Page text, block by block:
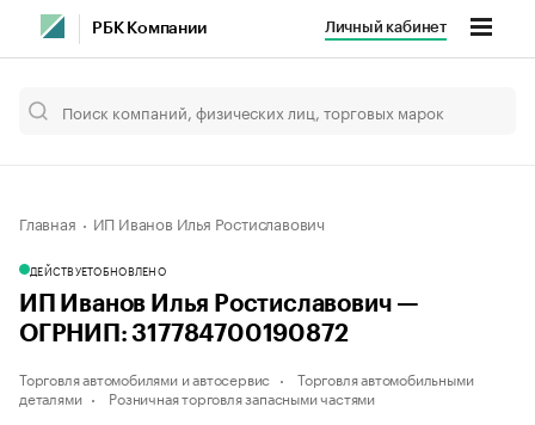
РБК Компании Личный кабинет
Главная ИП Иванов Илья Ростиславович
ДЕЙСТВУЕТОБНОВЛЕНО
ИП Иванов Илья Ростиславович —
ОГРНИП: 317784700190872
Торговля автомобилями и автосервис
Торговля автомобильными
деталями
Розничная торговля запасными частями